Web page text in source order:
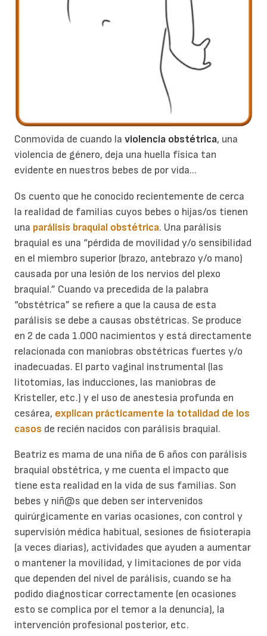
Conmovida de cuando la violencia obstétrica, una
violencia de género, deja una huella física tan
evidente en nuestros bebes de por vida...
Os cuento que he conocido recientemente de cerca
la realidad de familias cuyos bebes o hijas/os tienen
una parálisis braquial obstétrica. Una parálisis
braquial es una “pérdida de movilidad y/o sensibilidad
en el miembro superior (brazo, antebrazo y/o mano)
causada por una lesión de los nervios del plexo
braquial.” Cuando va precedida de la palabra
“obstétrica” se refiere a que la causa de esta
parálisis se debe a causas obstétricas. Se produce
en 2 de cada 1.000 nacimientos y está directamente
relacionada con maniobras obstétricas fuertes y/o
inadecuadas. El parto vaginal instrumental (las
litotomías, las inducciones, las maniobras de
Kristeller, etc.) y el uso de anestesia profunda en
cesárea, explican prácticamente la totalidad de los
casos de recién nacidos con parálisis braquial.
Beatriz es mama de una niña de 6 años con parálisis
braquial obstétrica, y me cuenta el impacto que
tiene esta realidad en la vida de sus familias. Son
bebes y niñ@s que deben ser intervenidos
quirúrgicamente en varias ocasiones, con control y
supervisión médica habitual, sesiones de fisioterapia
(a veces diarias), actividades que ayuden a aumentar
o mantener la movilidad, y limitaciones de por vida
que dependen del nivel de parálisis, cuando se ha
podido diagnosticar correctamente (en ocasiones
esto se complica por el temor a la denuncia), la
intervención profesional posterior, etc.